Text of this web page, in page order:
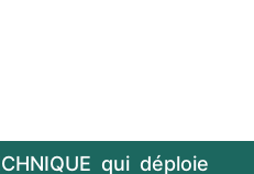
qui déploie